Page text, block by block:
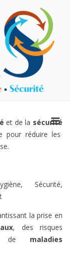
et de la sécurité
pour réduire les
Sécurité,
la prise en
, des risques
de maladies